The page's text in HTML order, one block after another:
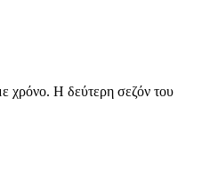
χρόνο. Η δεύτερη σεζόν του